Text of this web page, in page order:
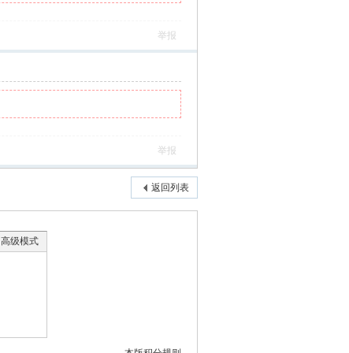
举报
举报
返回列表
高级模式